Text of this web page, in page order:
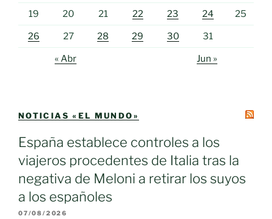
19 20 21 22 23 24 25
26 27 28 29 30 31
« Abr Jun »
NOTICIAS «EL MUNDO»
España establece controles a los
viajeros procedentes de Italia tras la
negativa de Meloni a retirar los suyos
a los españoles
07/08/2026